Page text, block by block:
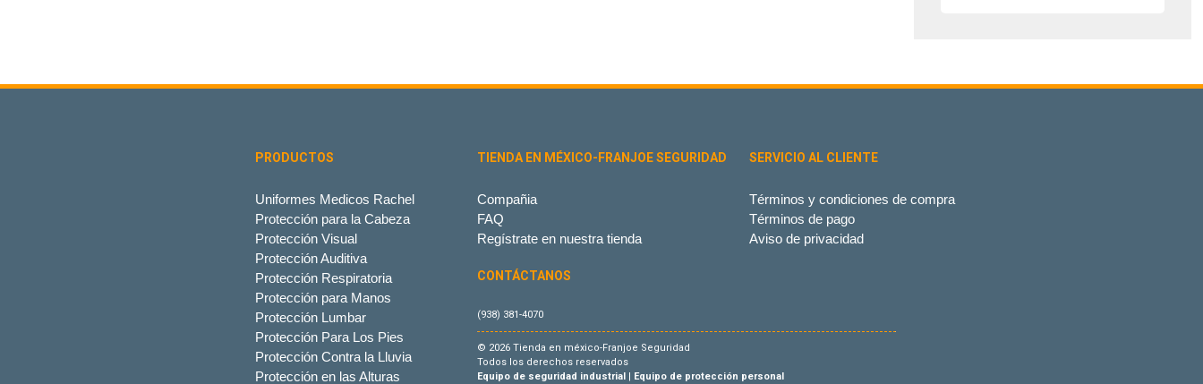
PRODUCTOS
Uniformes Medicos Rachel
Protección para la Cabeza
Protección Visual
Protección Auditiva
Protección Respiratoria
Protección para Manos
Protección Lumbar
Protección Para Los Pies
Protección Contra la Lluvia
Protección en las Alturas
TIENDA EN MÉXICO-FRANJOE SEGURIDAD
Compañia
FAQ
Regístrate en nuestra tienda
SERVICIO AL CLIENTE
Términos y condiciones de compra
Términos de pago
Aviso de privacidad
CONTÁCTANOS
(938) 381-4070
© 2026 Tienda en méxico-Franjoe Seguridad
Todos los derechos reservados
Equipo de seguridad industrial| Equipo de protección personal